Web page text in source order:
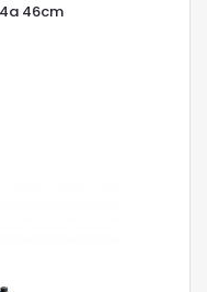
46cm